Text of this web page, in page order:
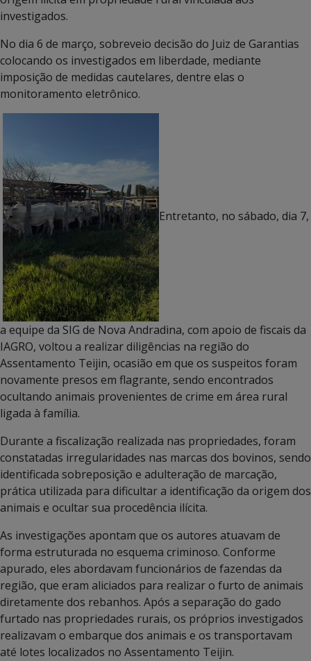
investigados.
No dia 6 de março, sobreveio decisão do Juiz de Garantias
colocando os investigados em liberdade, mediante
imposição de medidas cautelares, dentre elas o
monitoramento eletrônico.
Entretanto, no sábado, dia 7,
a equipe da SIG de Nova Andradina, com apoio de fiscais da
IAGRO, voltou a realizar diligências na região do
Assentamento Teijin, ocasião em que os suspeitos foram
novamente presos em flagrante, sendo encontrados
ocultando animais provenientes de crime em área rural
ligada à família.
Durante a fiscalização realizada nas propriedades, foram
constatadas irregularidades nas marcas dos bovinos, sendo
identificada sobreposição e adulteração de marcação,
prática utilizada para dificultar a identificação da origem dos
animais e ocultar sua procedência ilícita.
As investigações apontam que os autores atuavam de
forma estruturada no esquema criminoso. Conforme
apurado, eles abordavam funcionários de fazendas da
região, que eram aliciados para realizar o furto de animais
diretamente dos rebanhos. Após a separação do gado
furtado nas propriedades rurais, os próprios investigados
realizavam o embarque dos animais e os transportavam
até lotes localizados no Assentamento Teijin.